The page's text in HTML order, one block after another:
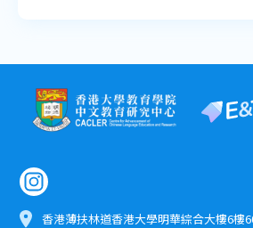
香港薄扶林道香港大學明華綜合大樓6樓